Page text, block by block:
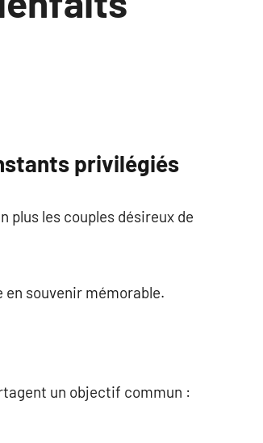
privilégiés
plus les couples désireux de
en souvenir mémorable.
un objectif commun :